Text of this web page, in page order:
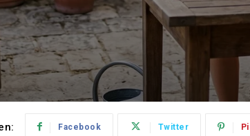
Facebook Twitter